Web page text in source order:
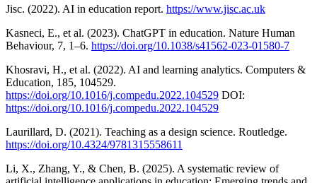
Jisc. (2022). AI in education report. https://www.jisc.ac.uk
Kasneci, E., et al. (2023). ChatGPT in education. Nature Human
Behaviour, 7, 1–6. https://doi.org/10.1038/s41562-023-01580-7
Khosravi, H., et al. (2022). AI and learning analytics. Computers &
Education, 185, 104529.
https://doi.org/10.1016/j.compedu.2022.104529 DOI:
https://doi.org/10.1016/j.compedu.2022.104529
Laurillard, D. (2021). Teaching as a design science. Routledge.
https://doi.org/10.4324/9781315558611
Li, X., Zhang, Y., & Chen, B. (2025). A systematic review of